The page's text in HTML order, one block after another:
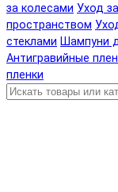
за колесами Уход
пространством
стеклами Шампуни
Антигравийные
пленки